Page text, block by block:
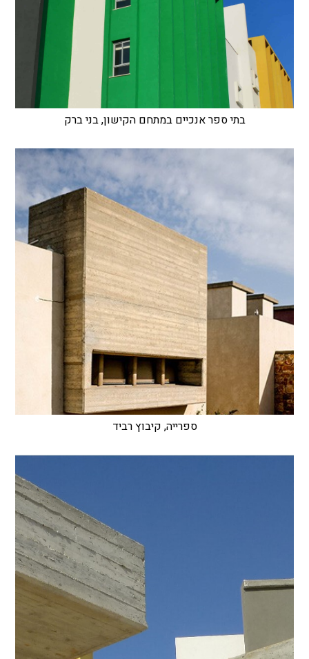
בתי ספר אנכיים במתחם הקישון, בני ברק
ספרייה, קיבוץ רביד